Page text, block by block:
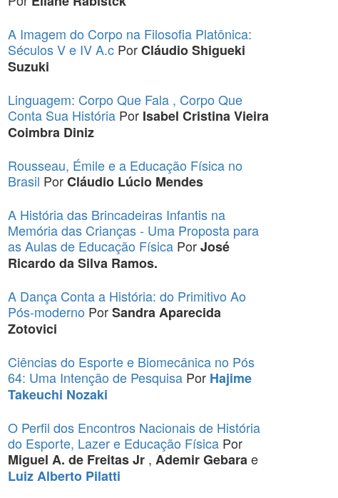
A Imagem do Corpo na Filosofia Platônica:
Séculos V e IV A.c PorCláudio Shigueki
Suzuki
Linguagem: Corpo Que Fala , Corpo Que
Conta Sua História Por Isabel Cristina Vieira
Coimbra Diniz
Rousseau, Émile e a Educação Física no
Brasil PorCláudio Lúcio Mendes
A História das Brincadeiras Infantis na
Memória das Crianças - Uma Proposta para
as Aulas de Educação Física PorJosé
Ricardo da Silva Ramos.
A Dança Conta a História: do Primitivo Ao
Pós-moderno PorSandra Aparecida
Zotovici
Ciências do Esporte e Biomecânica no Pós
64: Uma Intenção de Pesquisa Por Hajime
Takeuchi Nozaki
O Perfil dos Encontros Nacionais de História
do Esporte, Lazer e Educação Física Por
Miguel A. de Freitas Jr, Ademir Gebara e
Luiz Alberto Pilatti